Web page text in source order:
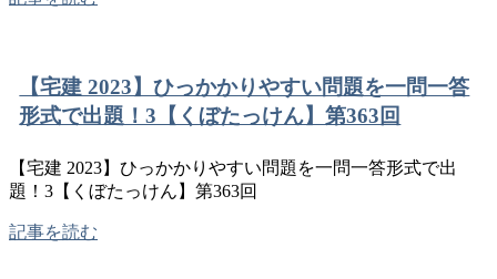
【宅建 2023】ひっかかりやすい問題を一問一答
形式で出題！3【くぼたっけん】第363回
【宅建 2023】ひっかかりやすい問題を一問一答形式で出
題！3【くぼたっけん】第363回
記事を読む